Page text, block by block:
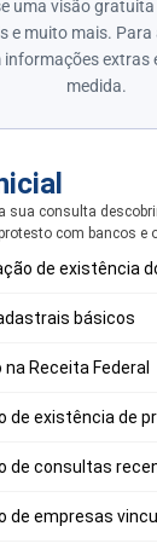
uma visão
e muito mais.
informações extras
medida.
sua consulta
com bancos e
de existência
básicos
Receita Federal
de existência de
de consultas
de empresas